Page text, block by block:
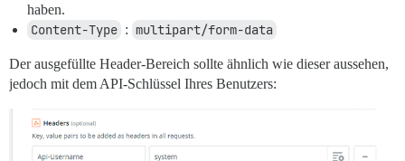
haben.
Content-Type : multipart/form-data
Der ausgefüllte Header-Bereich sollte ähnlich wie dieser aussehen,
jedoch mit dem API-Schlüssel Ihres Benutzers: